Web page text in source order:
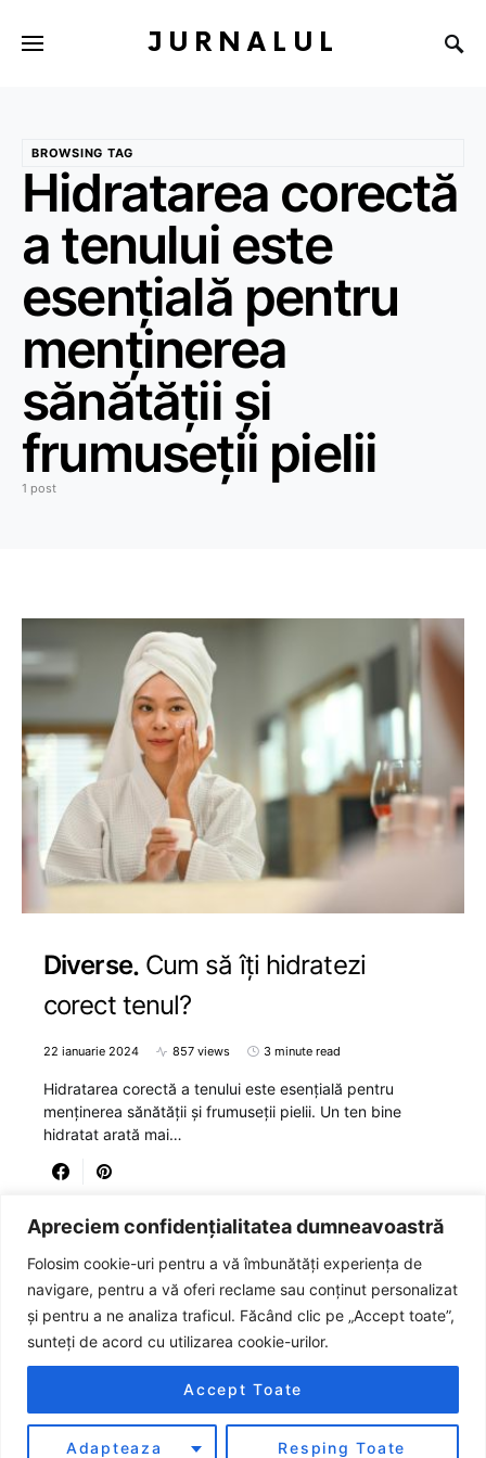
Apreciem confidențialitatea dumneavoastră
Folosim cookie-uri pentru a vă îmbunătăți experiența de
navigare, pentru a vă oferi reclame sau conținut personalizat
și pentru a ne analiza traficul. Făcând clic pe „Accept toate”,
sunteți de acord cu utilizarea cookie-urilor.
Adapteaza Resping Toate
Accept Toate
JURNALUL
BROWSING TAG
Hidratarea corectă
a tenului este
esențială pentru
menținerea
sănătății și
frumuseții pielii
1 post
Diverse Cum să îți hidratezi
corect tenul?
22 ianuarie 2024 857 views 3 minute read
Hidratarea corectă a tenului este esențială pentru
menținerea sănătății și frumuseții pielii. Un ten bine
hidratat arată mai…
JURNALUL
Designed & Developed by